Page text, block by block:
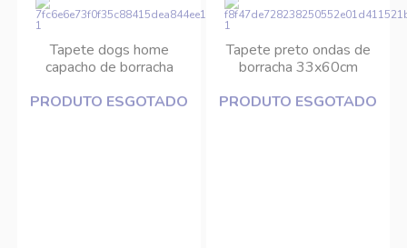
Tapete dogs home
capacho de borracha
PRODUTO ESGOTADO
Tapete preto ondas de
borracha 33x60cm
PRODUTO ESGOTADO